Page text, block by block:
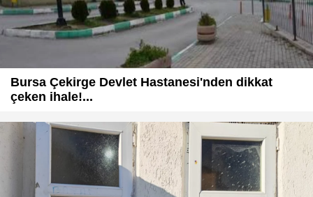
Bursa Çekirge Devlet Hastanesi'nden dikkat
çeken ihale!...